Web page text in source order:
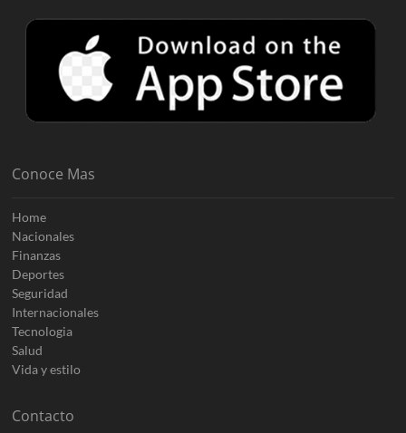
Conoce Mas
Home
Nacionales
Finanzas
Deportes
Seguridad
Internacionales
Tecnologia
Salud
Vida y estilo
Contacto